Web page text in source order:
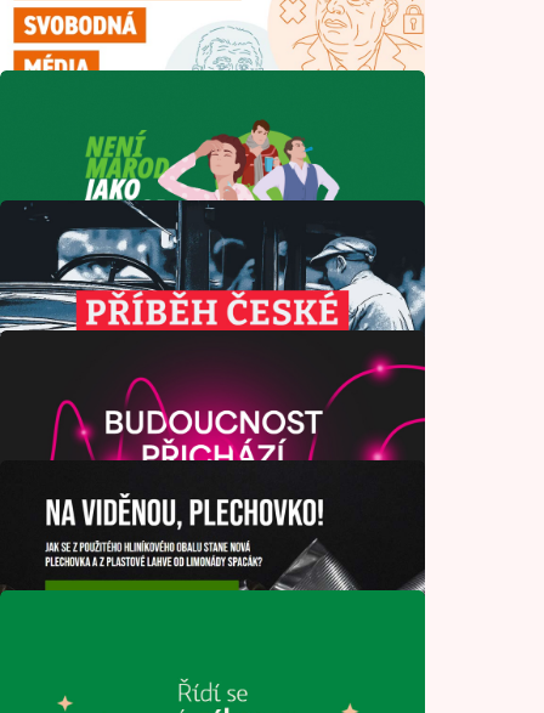
Zdraví
Máte z každodenního shonu vrásky na
Krása a móda
Proč potřebujeme svobodná média
Historie
Není marod jako marod
Zdraví
Příběh české houževnatosti
Historie
Technologie